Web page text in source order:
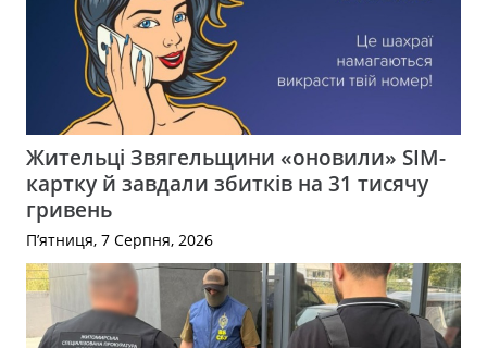
Жительці Звягельщини «оновили» SIM-
картку й завдали збитків на 31 тисячу
гривень
П’ятниця, 7 Серпня, 2026